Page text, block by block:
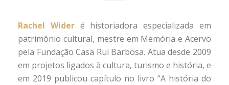
Rachel Wideré historiadora especializada em
patrimônio cultural, mestre em Memória e Acervo
pela Fundação Casa Rui Barbosa. Atua desde 2009
em projetos ligados à cultura, turismo e história, e
em 2019 publicou capítulo no livro “A história do